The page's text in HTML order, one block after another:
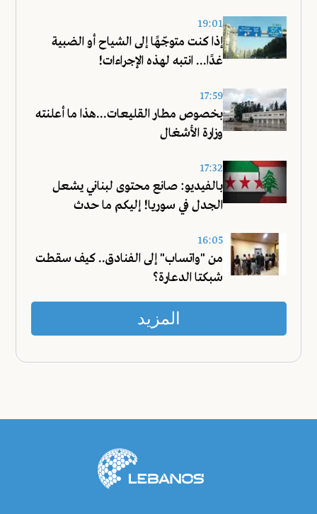
19:01
إذا كنت متوجّهًا إلى الشياح أو الضبية
غدًا... انتبه لهذه الإجراءات!
17:59
بخصوص مطار القليعات...هذا ما أعلنته
وزارة الأشغال
17:32
بالفيديو: صانع محتوى لبناني يشعل
الجدل في سوريا! إليكم ما حدث
16:05
من "واتساب" إلى الفنادق.. كيف سقطت
شبكتا الدعارة؟
المزيد